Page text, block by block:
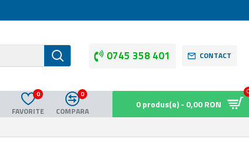
0745 358 401 CONTACT
FAVORITE
0
COMPARA
0
0 produs(e) - 0,00 RON